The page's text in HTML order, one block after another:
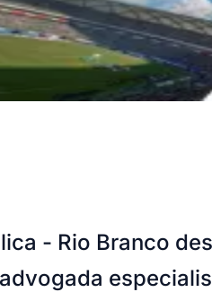
- Rio Branco